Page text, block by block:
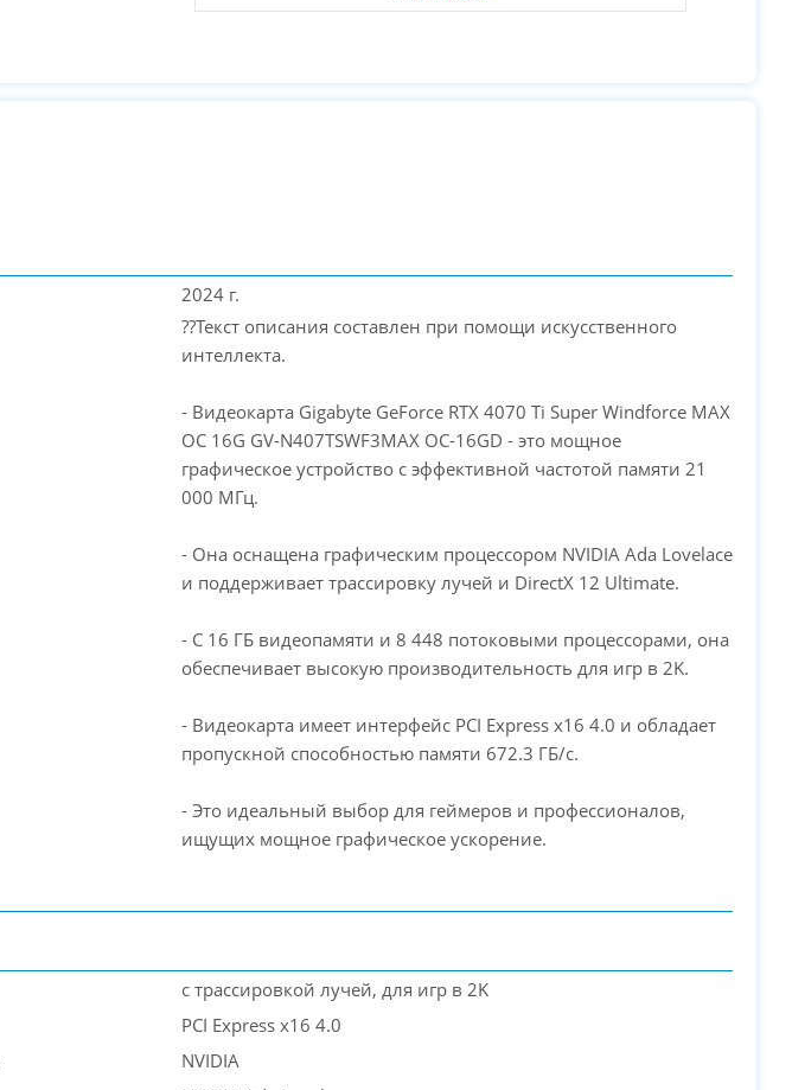
2024 г.
??Текст описания составлен при помощи искусственного
интеллекта.
- Видеокарта Gigabyte GeForce RTX 4070 Ti Super Windforce MAX
OC 16G GV-N407TSWF3MAX OC-16GD - это мощное
графическое устройство с эффективной частотой памяти 21
000 МГц.
- Она оснащена графическим процессором NVIDIA Ada Lovelace
и поддерживает трассировку лучей и DirectX 12 Ultimate.
- С 16 ГБ видеопамяти и 8 448 потоковыми процессорами, она
обеспечивает высокую производительность для игр в 2K.
- Видеокарта имеет интерфейс PCI Express x16 4.0 и обладает
пропускной способностью памяти 672.3 ГБ/с.
- Это идеальный выбор для геймеров и профессионалов,
ищущих мощное графическое ускорение.
с трассировкой лучей, для игр в 2K
PCI Express x16 4.0
NVIDIA